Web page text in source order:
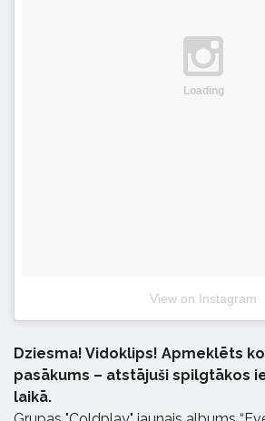
Loading
View on Instagram
Dziesma! Vidoklips! Apmeklēts
pasākums – atstājuši spilgtākos
laikā.